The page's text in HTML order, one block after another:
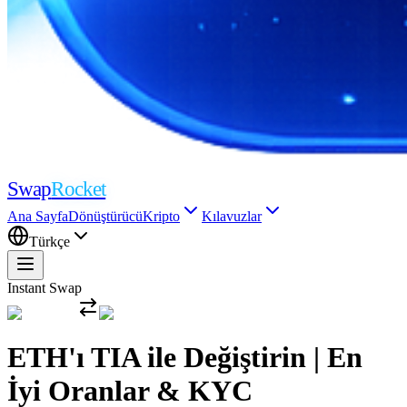
SwapRocket
Ana SayfaDönüştürücüKripto
Kılavuzlar
Türkçe
Instant Swap
ETH'ı TIA ile Değiştirin | En
İyi Oranlar & KYC